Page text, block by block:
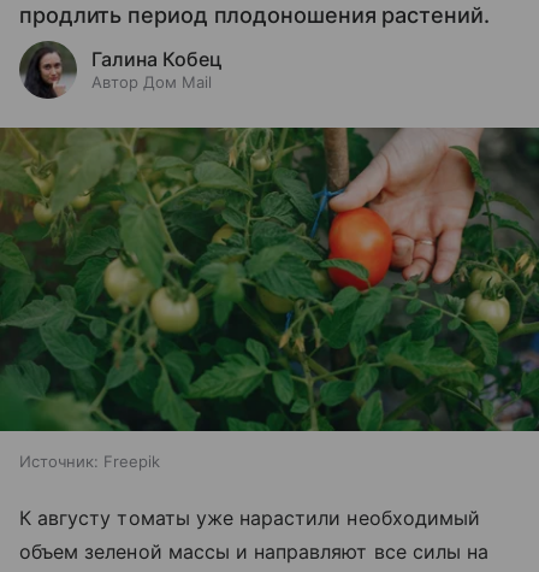
продлить период плодоношения растений.
Галина Кобец
Автор Дом Mail
Источник: Freepik
К августу томаты уже нарастили необходимый
объем зеленой массы и направляют все силы на